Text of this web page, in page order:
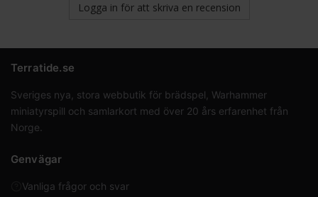
Logga in för att skriva en recension
Terratide.se
Sveriges nya, stora webbutik för brädspel, Warhammer
miniatyrspill och samlarkort med över 20 års erfarenhet från
Norge.
Genvägar
Vanliga frågor och svar